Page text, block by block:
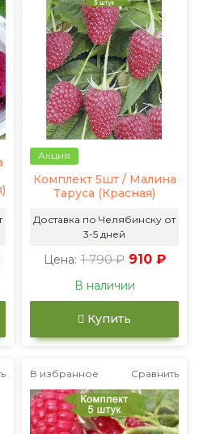
Акция
Комплект 5шт / Малина
Таруса (Красная)
Доставка по Челябинску от
3-5 дней
Цена: 1 790 ₽ 910 ₽
В наличии
Купить
В избранное Сравнить